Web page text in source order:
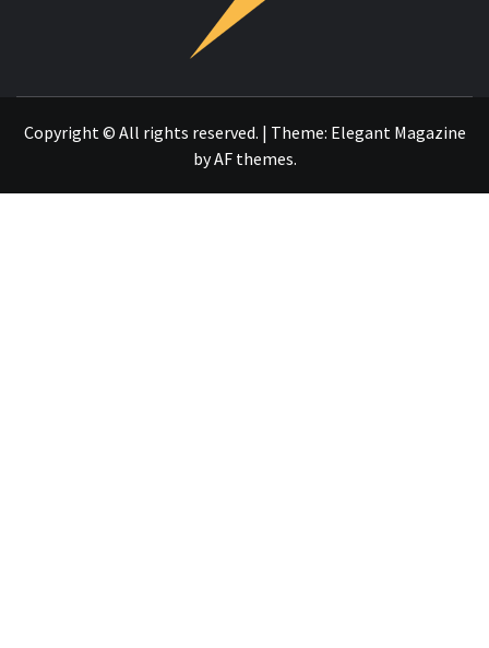
Copyright © All rights reserved. | Theme: Elegant Magazine
byAF themes.